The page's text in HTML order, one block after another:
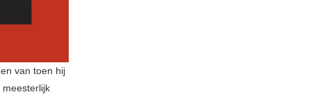
van toen hij
meesterlijk